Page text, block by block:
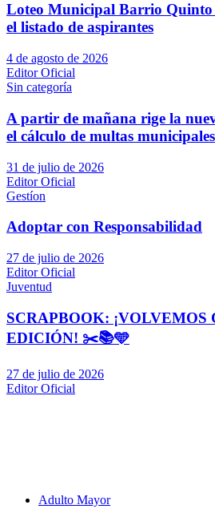
Loteo Municipal Barrio Quinto
el listado de aspirantes
4 de agosto de 2026
Editor Oficial
Sin categoría
A partir de mañana rige la
el cálculo de multas municipales
31 de julio de 2026
Editor Oficial
Gestíon
Adoptar con Responsabilidad
27 de julio de 2026
Editor Oficial
Juventud
SCRAPBOOK: ¡VOLVEMOS
EDICIÓN! ✂️📚🩵
27 de julio de 2026
Editor Oficial
Adulto Mayor